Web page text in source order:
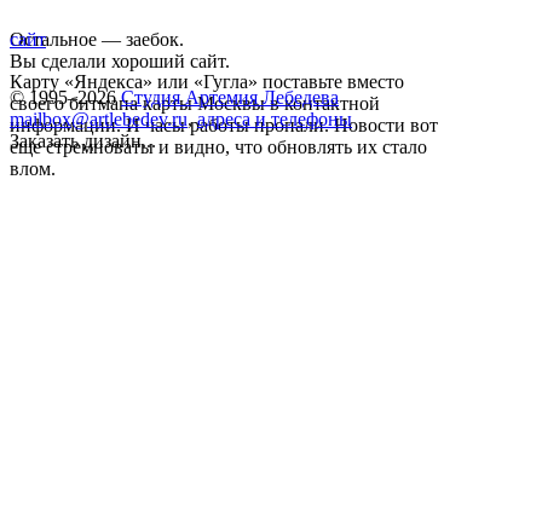
Остальное — заебок.
Вы сделали хороший сайт.
Карту «Яндекса» или «Гугла» поставьте вместо
своего битмапа карты Москвы в контактной
информации. И часы работы пропали. Новости вот
еще стремноваты и видно, что обновлять их стало
влом.
сайт
© 1995–2026 Студия Артемия Лебедева
mailbox@artlebedev.ru, адреса и телефоны
Заказать дизайн...